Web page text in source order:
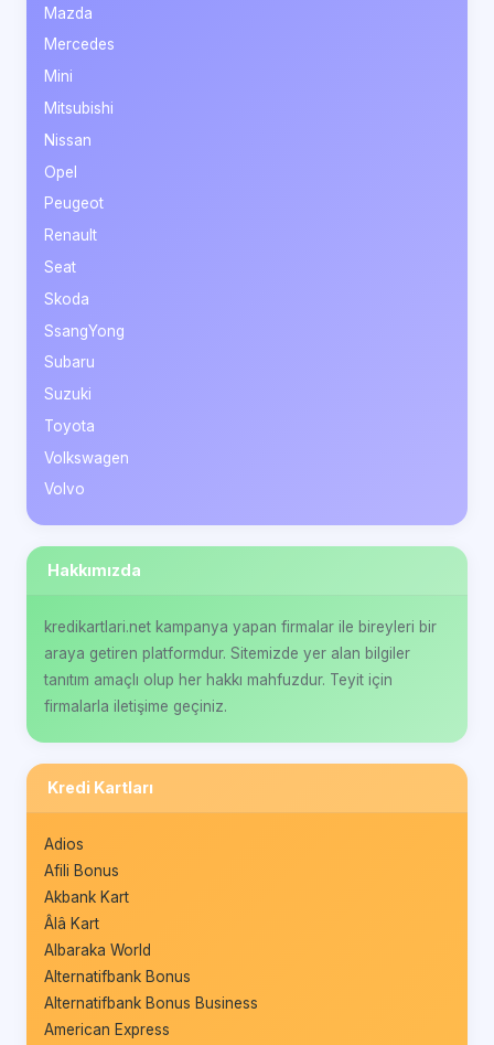
Mazda
Mercedes
Mini
Mitsubishi
Nissan
Opel
Peugeot
Renault
Seat
Skoda
SsangYong
Subaru
Suzuki
Toyota
Volkswagen
Volvo
Hakkımızda
kredikartlari.net kampanya yapan firmalar ile bireyleri bir
araya getiren platformdur. Sitemizde yer alan bilgiler
tanıtım amaçlı olup her hakkı mahfuzdur. Teyit için
firmalarla iletişime geçiniz.
Kredi Kartları
Adios
Afili Bonus
Akbank Kart
Âlâ Kart
Albaraka World
Alternatifbank Bonus
Alternatifbank Bonus Business
American Express